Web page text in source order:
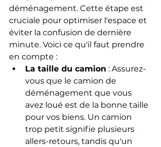
déménagement. Cette étape est
cruciale pour optimiser l'espace et
éviter la confusion de dernière
minute. Voici ce qu'il faut prendre
en compte :
La taille du camion : Assurez-
vous que le camion de
déménagement que vous
avez loué est de la bonne taille
pour vos biens. Un camion
trop petit signifie plusieurs
allers-retours, tandis qu'un